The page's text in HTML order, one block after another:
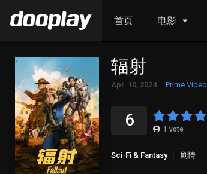
首页 电影
辐射
Apr. 10, 2024 Prime Video
6 1 vote
Sci-Fi & Fantasy 剧情